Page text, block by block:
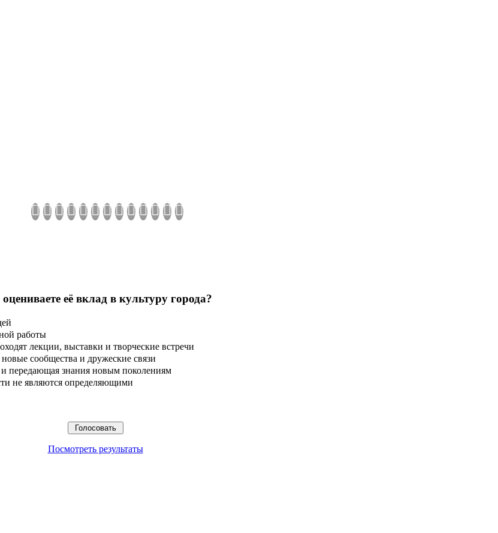
её вклад в культуру города?
работы
лекции, выставки и творческие встречи
сообщества и дружеские связи
передающая знания новым поколениям
не являются определяющими
Посмотреть результаты